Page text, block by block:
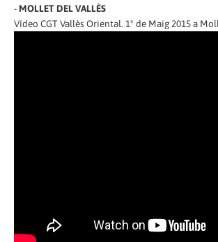
- MOLLET DEL VALLÈS
Vídeo CGT Vallès Oriental. 1º de Maig 2015 a